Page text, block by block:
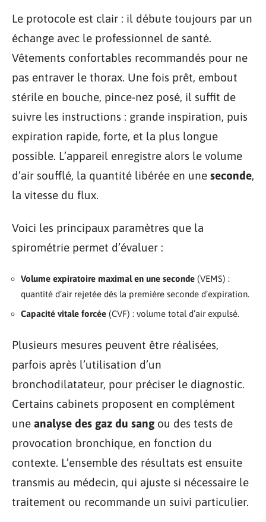
Le protocole est clair : il débute toujours par un
échange avec le professionnel de santé.
Vêtements confortables recommandés pour ne
pas entraver le thorax. Une fois prêt, embout
stérile en bouche, pince-nez posé, il suffit de
suivre les instructions : grande inspiration, puis
expiration rapide, forte, et la plus longue
possible. L’appareil enregistre alors le volume
d’air soufflé, la quantité libérée en une seconde,
la vitesse du flux.
Voici les principaux paramètres que la
spirométrie permet d’évaluer :
Volume expiratoire maximal en une seconde (VEMS) :
quantité d’air rejetée dès la première seconde d’expiration.
Capacité vitale forcée (CVF) : volume total d’air expulsé.
Plusieurs mesures peuvent être réalisées,
parfois après l’utilisation d’un
bronchodilatateur, pour préciser le diagnostic.
Certains cabinets proposent en complément
une analyse des gaz du sangou des tests de
provocation bronchique, en fonction du
contexte. L’ensemble des résultats est ensuite
transmis au médecin, qui ajuste si nécessaire le
traitement ou recommande un suivi particulier.